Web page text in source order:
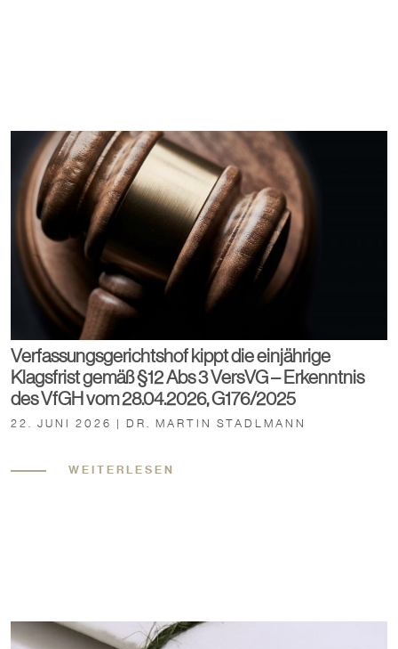
Verfassungsgerichtshof kippt die einjährige
Klagsfrist gemäß §12 Abs 3 VersVG – Erkenntnis
des VfGH vom 28.04.2026, G176/2025
22. JUNI 2026 | DR. MARTIN STADLMANN
WEITERLESEN